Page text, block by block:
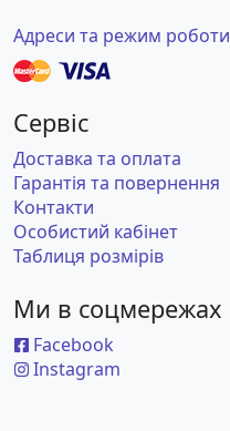
Адреси та режим роботи
Сервіс
Доставка та оплата
Гарантія та повернення
Контакти
Особистий кабінет
Таблиця розмірів
Ми в соцмережах
Facebook
Instagram